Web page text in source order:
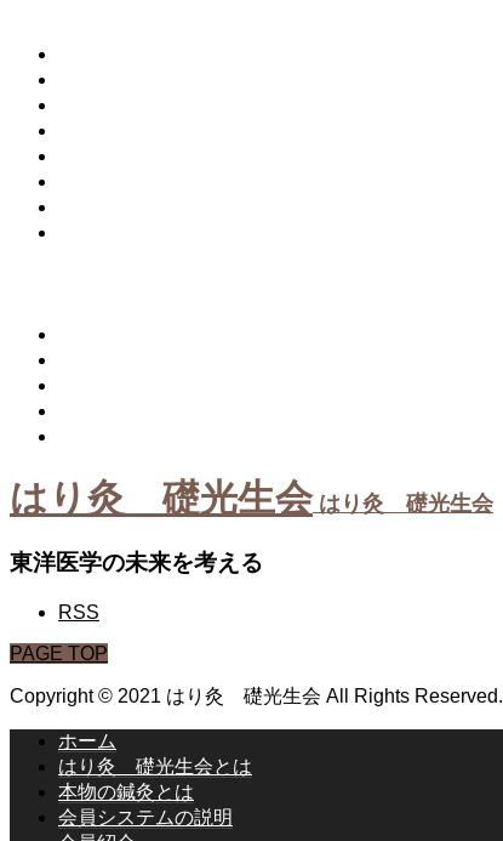
はり灸 礎光生会 はり灸 礎光生会
東洋医学の未来を考える
RSS
PAGE TOP
Copyright © 2021 はり灸 礎光生会 All Rights Reserved.
ホーム
はり灸 礎光生会とは
本物の鍼灸とは
会員システムの説明